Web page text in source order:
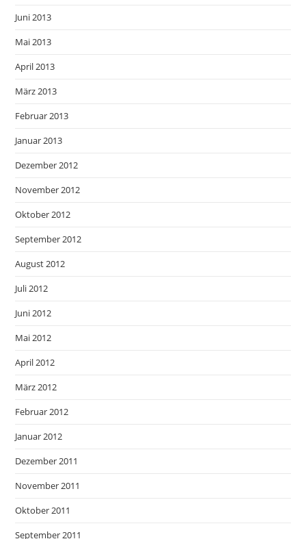
Juni 2013
Mai 2013
April 2013
März 2013
Februar 2013
Januar 2013
Dezember 2012
November 2012
Oktober 2012
September 2012
August 2012
Juli 2012
Juni 2012
Mai 2012
April 2012
März 2012
Februar 2012
Januar 2012
Dezember 2011
November 2011
Oktober 2011
September 2011